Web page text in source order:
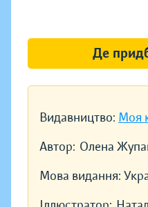
Видавництво: Моя
Автор: Олена
Мова видання:
Де